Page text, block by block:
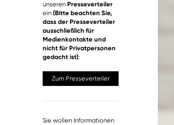
unseren Presseverteiler
ein (Bitte beachten Sie,
dass der Presseverteiler
ausschließlich für
Medienkontakte und
nicht für Privatpersonen
gedacht ist):
Zum Presseverteiler
Sie wollen Informationen